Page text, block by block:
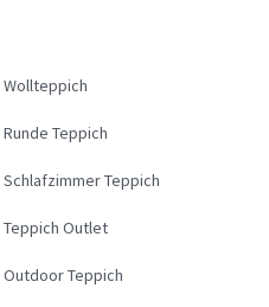
Wollteppich
Runde Teppich
Schlafzimmer Teppich
Teppich Outlet
Outdoor Teppich